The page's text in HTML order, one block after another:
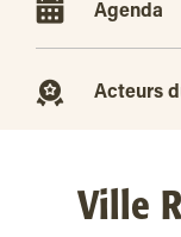
Agenda
Acteurs
Ville